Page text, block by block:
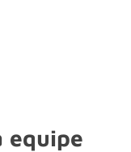
equipe